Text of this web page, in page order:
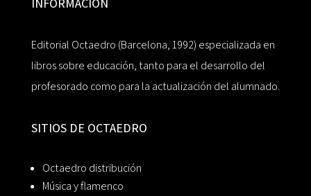
Editorial Octaedro (Barcelona, 1992) especializada en
libros sobre educación, tanto para el desarrollo del
profesorado como para la actualización del alumnado.
SITIOS DE OCTAEDRO
Octaedro distribución
Música y flamenco